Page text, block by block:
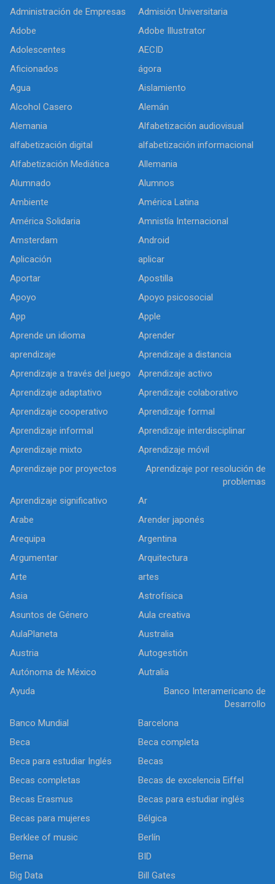
Administración de Empresas
Admisión Universitaria
Adobe
Adobe Illustrator
Adolescentes
AECID
Aficionados
ágora
Agua
Aislamiento
Alcohol Casero
Alemán
Alemania
Alfabetización audiovisual
alfabetización digital
alfabetización informacional
Alfabetización Mediática
Allemania
Alumnado
Alumnos
Ambiente
América Latina
América Solidaria
Amnistía Internacional
Amsterdam
Android
Aplicación
aplicar
Aportar
Apostilla
Apoyo
Apoyo psicosocial
App
Apple
Aprende un idioma
Aprender
aprendizaje
Aprendizaje a distancia
Aprendizaje a través del juego
Aprendizaje activo
Aprendizaje adaptativo
Aprendizaje colaborativo
Aprendizaje cooperativo
Aprendizaje formal
Aprendizaje informal
Aprendizaje interdisciplinar
Aprendizaje mixto
Aprendizaje móvil
Aprendizaje por proyectos
Aprendizaje por resolución de
problemas
Aprendizaje significativo
Ar
Arabe
Arender japonés
Arequipa
Argentina
Argumentar
Arquitectura
Arte
artes
Asia
Astrofísica
Asuntos de Género
Aula creativa
AulaPlaneta
Australia
Austria
Autogestión
Autónoma de México
Autralia
Ayuda
Banco Interamericano de
Desarrollo
Banco Mundial
Barcelona
Beca
Beca completa
Beca para estudiar Inglés
Becas
Becas completas
Becas de excelencia Eiffel
Becas Erasmus
Becas para estudiar inglés
Becas para mujeres
Bélgica
Berklee of music
Berlín
Berna
BID
Big Data
Bill Gates